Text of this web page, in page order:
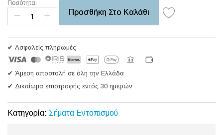
Ποσότητα:
Προσθήκη Στο Καλάθι
✔ Ασφαλείς πληρωμές
✔ Άμεση αποστολή σε όλη την Ελλάδα
✔ Δικαίωμα επιστροφής εντός 30 ημερών
Κατηγορία: Σήματα Εντοπισμού